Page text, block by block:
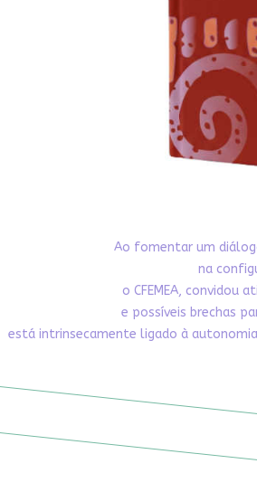
Ao fomentar um
na
o CFEMEA, convidou
e possíveis brechas
está intrinsecamente ligado à